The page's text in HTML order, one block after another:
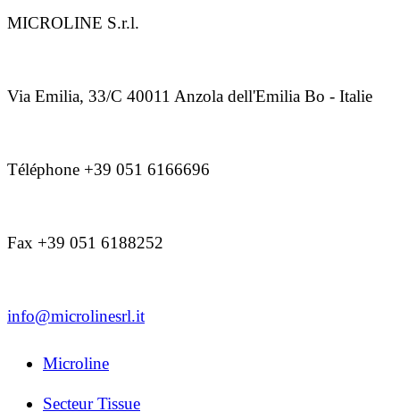
MICROLINE S.r.l.
Via Emilia, 33/C 40011 Anzola dell'Emilia Bo - Italie
Téléphone +39 051 6166696
Fax +39 051 6188252
info@microlinesrl.it
Microline
Secteur Tissue